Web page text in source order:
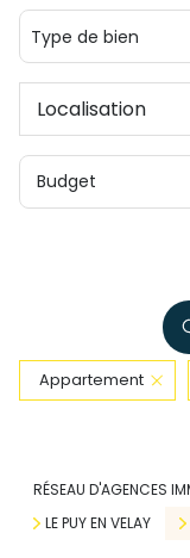
De l'immo
Type de bien
Localisation
Budget
Appartement
RÉSEAU D'AGENCES
LE PUY EN VELAY